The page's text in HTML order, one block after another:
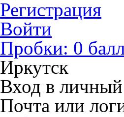
Регистрация
Войти
Пробки: 0
Иркутск
Вход в личный
Почта или